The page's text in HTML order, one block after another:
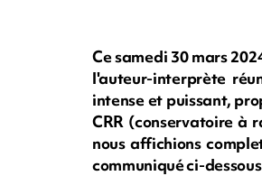
Ce samedi 30 mars
l'auteur-interprète
intense et puissant,
CRR (conservatoire à
nous affichions
communiqué ci-